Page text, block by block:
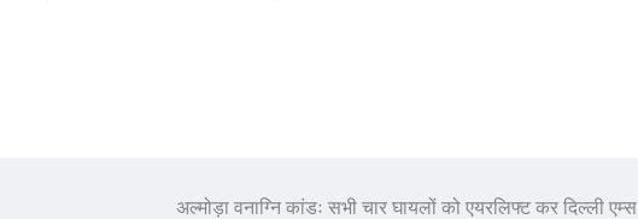
अल्मोड़ा वनाग्नि कांडः सभी चार घायलों को एयरलिफ्ट कर दिल्ली